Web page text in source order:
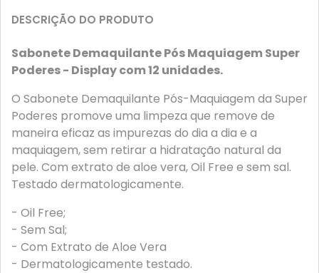
DESCRIÇÃO DO PRODUTO
Sabonete Demaquilante Pós Maquiagem Super
Poderes - Display com 12 unidades.
O Sabonete Demaquilante Pós-Maquiagem da Super
Poderes promove uma limpeza que remove de
maneira eficaz as impurezas do dia a dia e a
maquiagem, sem retirar a hidratação natural da
pele. Com extrato de aloe vera, Oil Free e sem sal.
Testado dermatologicamente.
- Oil Free;
- Sem Sal;
- Com Extrato de Aloe Vera
- Dermatologicamente testado.